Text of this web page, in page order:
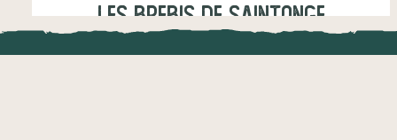
Les Brebis de Saintonge